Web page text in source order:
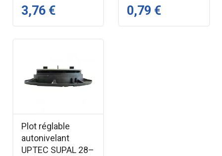
3,76 € 0,79 €
Plot réglable
autonivelant
UPTEC SUPAL 28–